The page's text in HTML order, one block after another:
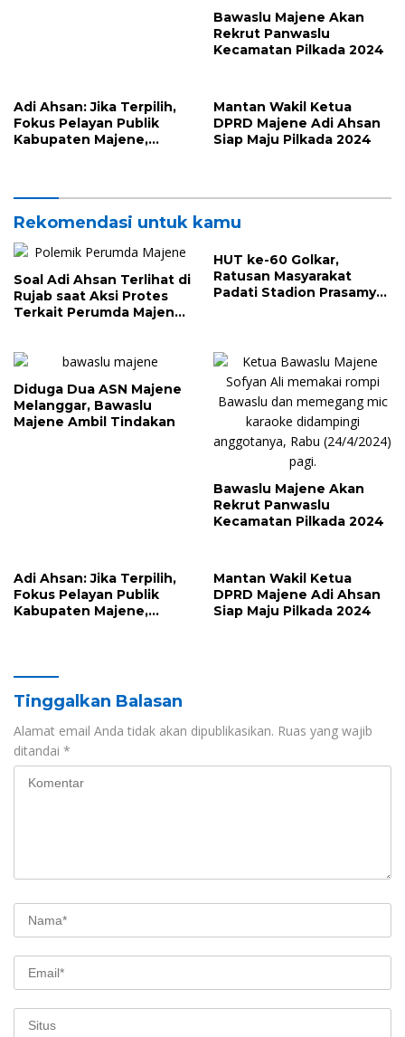
Bawaslu Majene Akan
Rekrut Panwaslu
Kecamatan Pilkada 2024
Adi Ahsan: Jika Terpilih,
Fokus Pelayan Publik
Kabupaten Majene,
Mantan Wakil Ketua
DPRD Majene Adi Ahsan
Siap Maju Pilkada 2024
Rekomendasi untuk kamu
Soal Adi Ahsan Terlihat di
Rujab saat Aksi Protes
Terkait Perumda Majene,
HUT ke-60 Golkar,
Ratusan Masyarakat
Padati Stadion Prasamya
Diduga Dua ASN Majene
Melanggar, Bawaslu
Majene Ambil Tindakan
Bawaslu Majene Akan
Rekrut Panwaslu
Kecamatan Pilkada 2024
Adi Ahsan: Jika Terpilih,
Fokus Pelayan Publik
Kabupaten Majene,
Mantan Wakil Ketua
DPRD Majene Adi Ahsan
Siap Maju Pilkada 2024
Tinggalkan Balasan
Alamat email Anda tidak akan dipublikasikan. Ruas yang wajib
ditandai *